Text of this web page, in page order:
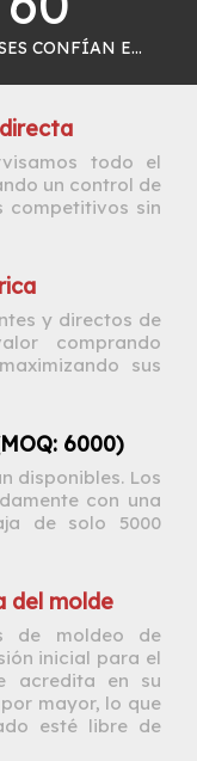
LOS PAÍSES CONFÍAN EN NOSOTROS
todo el
un control de
competitivos sin
y directos de
comprando
sus
6000)
disponibles. Los
con una
de solo 5000
del molde
de moldeo de
inicial para el
acredita en su
mayor, lo que
esté libre de